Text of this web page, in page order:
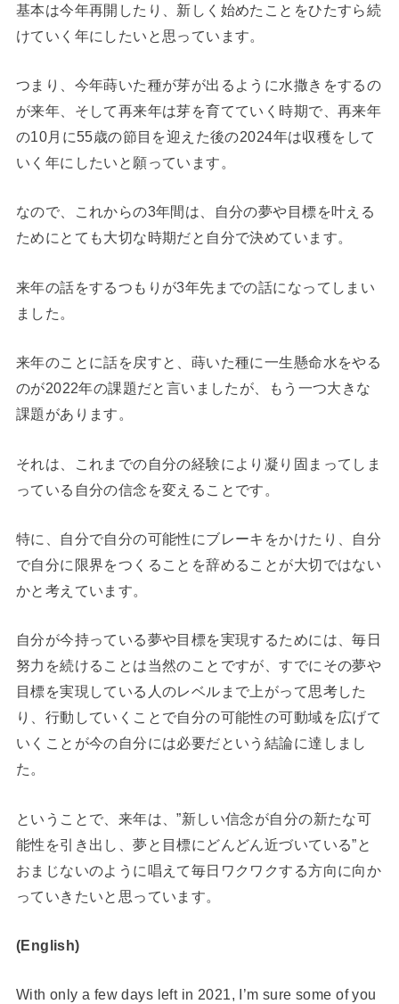
基本は今年再開したり、新しく始めたことをひたすら続
けていく年にしたいと思っています。
つまり、今年蒔いた種が芽が出るように水撒きをするの
が来年、そして再来年は芽を育てていく時期で、再来年
の10月に55歳の節目を迎えた後の2024年は収穫をして
いく年にしたいと願っています。
なので、これからの3年間は、自分の夢や目標を叶える
ためにとても大切な時期だと自分で決めています。
来年の話をするつもりが3年先までの話になってしまい
ました。
来年のことに話を戻すと、蒔いた種に一生懸命水をやる
のが2022年の課題だと言いましたが、もう一つ大きな
課題があります。
それは、これまでの自分の経験により凝り固まってしま
っている自分の信念を変えることです。
特に、自分で自分の可能性にブレーキをかけたり、自分
で自分に限界をつくることを辞めることが大切ではない
かと考えています。
自分が今持っている夢や目標を実現するためには、毎日
努力を続けることは当然のことですが、すでにその夢や
目標を実現している人のレベルまで上がって思考した
り、行動していくことで自分の可能性の可動域を広げて
いくことが今の自分には必要だという結論に達しまし
た。
ということで、来年は、”新しい信念が自分の新たな可
能性を引き出し、夢と目標にどんどん近づいている”と
おまじないのように唱えて毎日ワクワクする方向に向か
っていきたいと思っています。
(English)
With only a few days left in 2021, I’m sure some of you